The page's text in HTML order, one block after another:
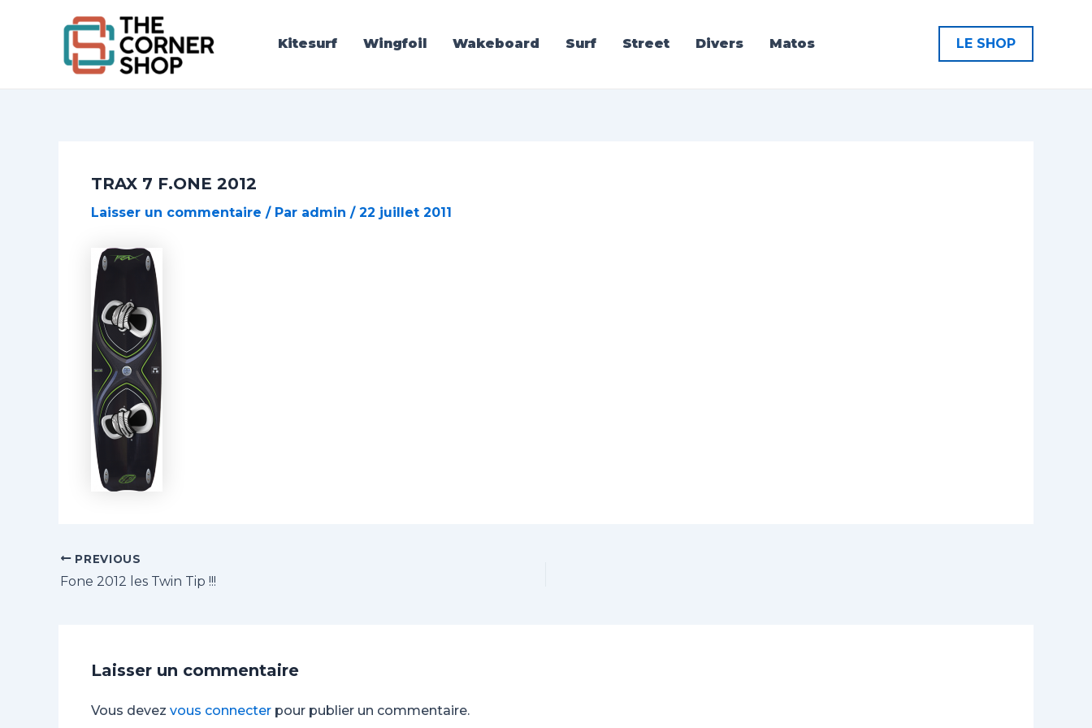
Kitesurf Wingfoil Wakeboard Surf Street Divers Matos LE SHOP
TRAX 7 F.ONE 2012
Laisser un commentaire / Par admin / 22 juillet 2011
navigation
PREVIOUS
Fone 2012 les Twin Tip !!!
Laisser un commentaire
Vous devez vous connecter pour publier un commentaire.